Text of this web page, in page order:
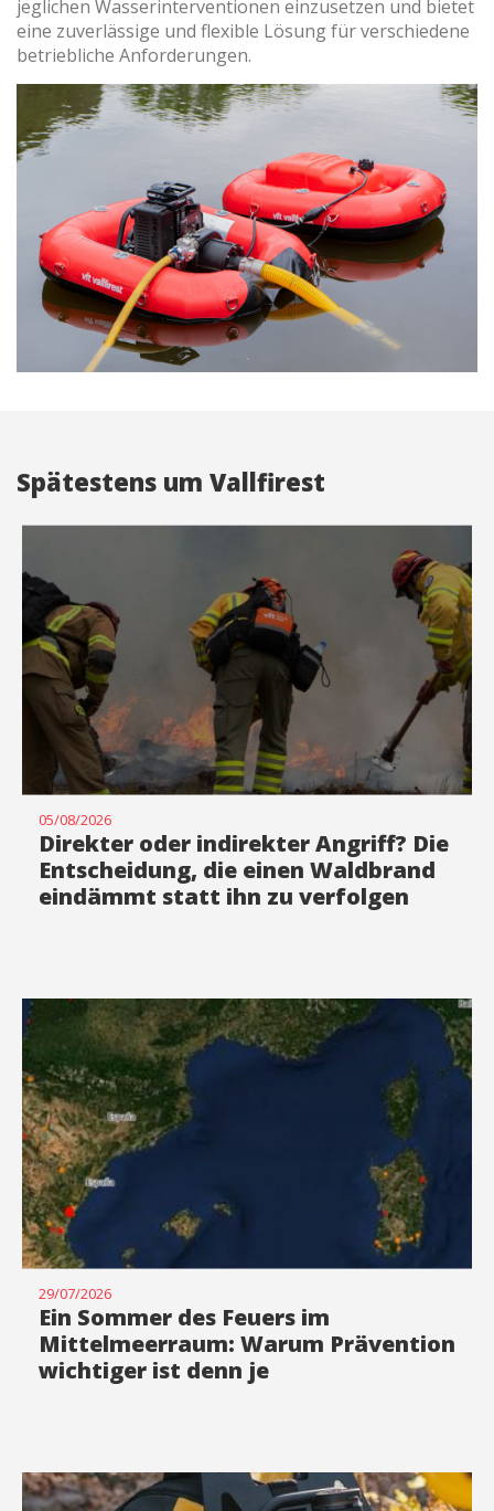
jeglichen Wasserinterventionen einzusetzen und bietet
eine zuverlässige und flexible Lösung für verschiedene
betriebliche Anforderungen.
Spätestens um Vallfirest
05/08/2026
Direkter oder indirekter Angriff? Die
Entscheidung, die einen Waldbrand
eindämmt statt ihn zu verfolgen
29/07/2026
Ein Sommer des Feuers im
Mittelmeerraum: Warum Prävention
wichtiger ist denn je